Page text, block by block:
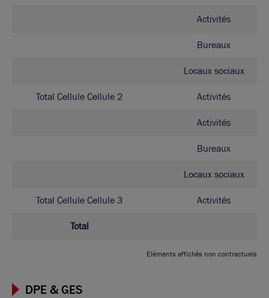
Activités
Bureaux
Locaux sociaux
Total Cellule Cellule 2 Activités
Activités
Bureaux
Locaux sociaux
Total Cellule Cellule 3 Activités
Total
Eléments affichés non contractuels
DPE & GES